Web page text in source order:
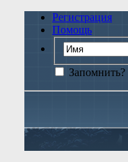
Регистрация
Помощь
Запомнить?